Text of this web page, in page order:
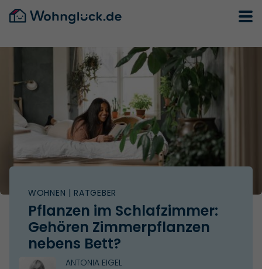
WOHNEN | RATGEBER
Pflanzen im Schlafzimmer:
Gehören Zimmerpflanzen
nebens Bett?
ANTONIA EIGEL